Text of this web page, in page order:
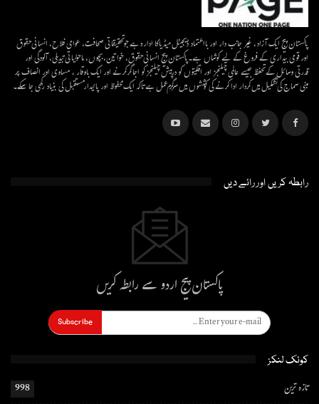
پاکستان پیج ایک آزاد، غیر جانب دار اور بااعتماد ڈیجیٹل میڈیاکا ادارہ ہے جو تحقیقاتی صحافت، عوامی فلاح، انسانی حقوق
اور قومی بیداری کے فروغ کے لیے کوشاں ہے۔پاکستان پیج انسانی حقوق، خواتین، بچوں، ماحولیاتی تبدیلی، آلودگی اور
قدرتی وسائل کے تحفظ جیسے عالمی چیلنجز اور اقلیتوں کو درپیش چیلنجز کو اجاگر کرنے اور ایک باوقار ، مساوی اور انصاف پر
مبنی سماج کی تشکیل میں کردار ادا کرنے کی کوششوں میں سرگرم عمل ہےتاکہ ایک محفوظ اور پائیدار مستقبل کی بنیاد رکھی جا سکے۔
رابطہ کریں اور رائے دیں
پاکستان پیج اردو سے رابطہ کریں
Subscribe
کوئک لنکز
تازہ ترین
998